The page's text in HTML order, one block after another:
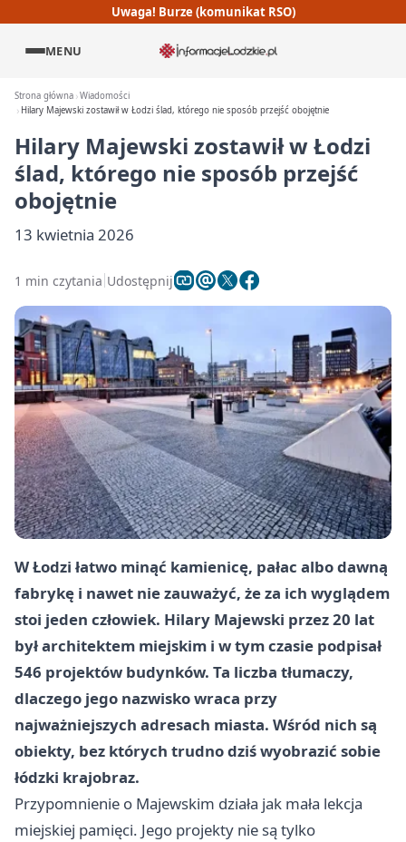
Uwaga! Burze (komunikat RSO)
MENU
Strona główna Wiadomości
Hilary Majewski zostawił w Łodzi ślad, którego nie sposób przejść obojętnie
Hilary Majewski zostawił w Łodzi
ślad, którego nie sposób przejść
obojętnie
13 kwietnia 2026
1 min czytania Udostępnij
W Łodzi łatwo minąć kamienicę, pałac albo dawną
fabrykę i nawet nie zauważyć, że za ich wyglądem
stoi jeden człowiek. Hilary Majewski przez 20 lat
był architektem miejskim i w tym czasie podpisał
546 projektów budynków. Ta liczba tłumaczy,
dlaczego jego nazwisko wraca przy
najważniejszych adresach miasta. Wśród nich są
obiekty, bez których trudno dziś wyobrazić sobie
łódzki krajobraz.
Przypomnienie o Majewskim działa jak mała lekcja
miejskiej pamięci. Jego projekty nie są tylko